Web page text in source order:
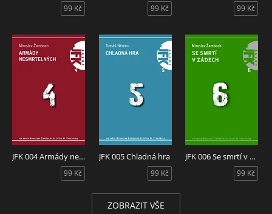
99 Kč 99 Kč 99 Kč
JFK 004 Armády nesmrtelných
99 Kč
JFK 005 Chladná hra
99 Kč
JFK 006 Se smrtí v zádech
99 Kč
ZOBRAZIT VŠE